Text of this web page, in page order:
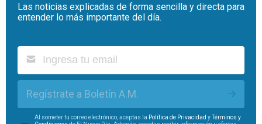
Las noticias explicadas de forma sencilla y directa para
entender lo más importante del día.
Regístrate a Boletín A.M.
Al someter tu correo electrónico, aceptas la Política de Privacidad yTérminos y